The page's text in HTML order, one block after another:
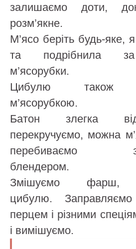
залишаємо доти,
розм’якне.
М’ясо беріть будь-яке,
та подрібнила
м’ясорубки.
Цибулю також
м’ясорубкою.
Батон злегка
перекручуємо, можна
перебиваємо
блендером.
Змішуємо
цибулю.
перцем і різними
і вимішуємо.